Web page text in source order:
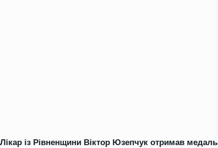
Лікар із Рівненщини Віктор Юзепчук отримав медаль